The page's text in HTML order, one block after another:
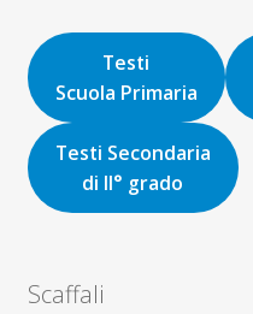
15,20€.
Testi
Scuola Primaria
Testi Secondaria
di II° grado
Scaffali